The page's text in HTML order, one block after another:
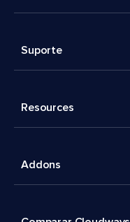
Suporte
Resources
Addons